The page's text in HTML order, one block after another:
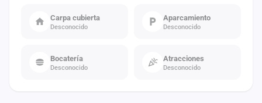
Carpa cubierta
Desconocido
Aparcamiento
Desconocido
Bocatería
Desconocido
Atracciones
Desconocido